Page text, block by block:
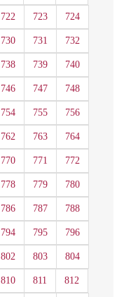
722 723 724
730 731 732
738 739 740
746 747 748
754 755 756
762 763 764
770 771 772
778 779 780
786 787 788
794 795 796
802 803 804
810 811 812